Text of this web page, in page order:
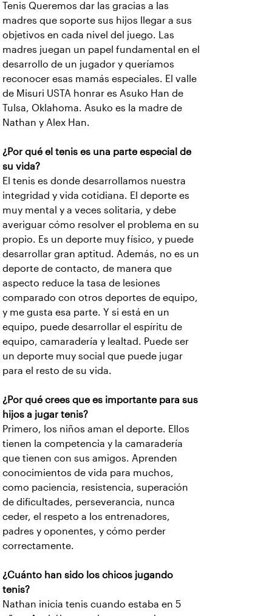
Tenis Queremos dar las gracias a las
madres que soporte sus hijos llegar a sus
objetivos en cada nivel del juego. Las
madres juegan un papel fundamental en el
desarrollo de un jugador y queríamos
reconocer esas mamás especiales. El valle
de Misuri USTA honrar es Asuko Han de
Tulsa, Oklahoma. Asuko es la madre de
Nathan y Alex Han.
¿Por qué el tenis es una parte especial de
su vida?
El tenis es donde desarrollamos nuestra
integridad y vida cotidiana. El deporte es
muy mental y a veces solitaria, y debe
averiguar cómo resolver el problema en su
propio. Es un deporte muy físico, y puede
desarrollar gran aptitud. Además, no es un
deporte de contacto, de manera que
aspecto reduce la tasa de lesiones
comparado con otros deportes de equipo,
y me gusta esa parte. Y si está en un
equipo, puede desarrollar el espíritu de
equipo, camaradería y lealtad. Puede ser
un deporte muy social que puede jugar
para el resto de su vida.
¿Por qué crees que es importante para sus
hijos a jugar tenis?
Primero, los niños aman el deporte. Ellos
tienen la competencia y la camaradería
que tienen con sus amigos. Aprenden
conocimientos de vida para muchos,
como paciencia, resistencia, superación
de dificultades, perseverancia, nunca
ceder, el respeto a los entrenadores,
padres y oponentes, y cómo perder
correctamente.
¿Cuánto han sido los chicos jugando
tenis?
Nathan inicia tenis cuando estaba en 5